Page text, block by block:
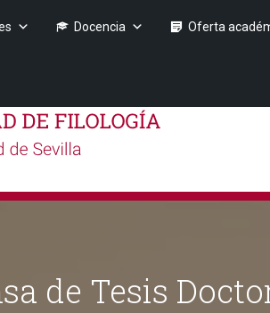
Docencia Oferta
de Tesis